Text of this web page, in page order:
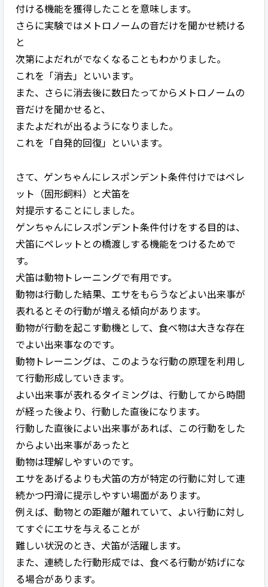
付ける機能を獲得したことを意味します。
さらに実験ではメトロノームの音だけを聞かせ続ける
と
次第によだれがでなくなることもわかりました。
これを「消去」といいます。
また、さらに消去後に数日たってからメトロノームの
音だけを聞かせると、
またよだれが出るようになりました。
これを「自発的回復」といいます。
さて、ゲンちゃんにレスポンデント条件付けではペレ
ット（固形飼料）と犬笛を
対提示することにしました。
ゲンちゃんにレスポンデント条件付けをする目的は、
犬笛にペレットとの橋渡しする機能をつけるためで
す。
犬笛は動物トレーニングで有用です。
動物は行動した結果、エサをもらうなどよい出来事が
表れるとその行動が増える傾向があります。
動物が行動を起こす動機として、食べ物は大きな存在
でよい出来事なのです。
動物トレーニングは、このような行動の原理を利用し
て行動形成していきます。
よい出来事が表れるタイミングは、行動してから時間
が経った後より、行動した直後になります。
行動した直後によい出来事があれば、この行動をした
からよい出来事があったと
動物は理解しやすいのです。
エサをあげるよりも犬笛の方が特定の行動に対して連
続かつ円滑に提示しやすい場面があります。
例えば、動物との距離が離れていて、よい行動に対し
てすぐにエサを与えることが
難しい状況のとき、犬笛が活躍します。
また、連続した行動形成では、食べる行動が妨げにな
る場合があります。